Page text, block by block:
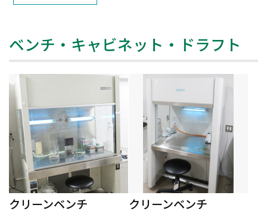
ベンチ・キャビネット・ドラフト
クリーンベンチ クリーンベンチ